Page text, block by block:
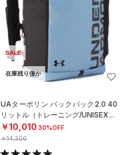
SALE
在庫残り僅か
UAターポリン バックパック2.0 40
リットル（トレーニング/UNISEX）
￥10,010 30%OFF
￥14,300